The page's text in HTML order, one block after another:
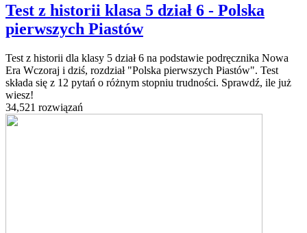
Test z historii klasa 5 dział 6 - Polska
pierwszych Piastów
Test z historii dla klasy 5 dział 6 na podstawie podręcznika Nowa
Era Wczoraj i dziś, rozdział "Polska pierwszych Piastów". Test
składa się z 12 pytań o różnym stopniu trudności. Sprawdź, ile już
wiesz!
34,521 rozwiązań